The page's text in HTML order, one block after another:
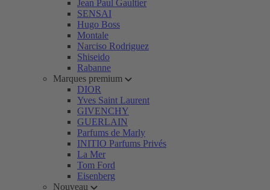
Jean Paul Gaultier
SENSAI
Hugo Boss
Montale
Narciso Rodriguez
Shiseido
Rabanne
Marques premium
DIOR
Yves Saint Laurent
GIVENCHY
GUERLAIN
Parfums de Marly
INITIO Parfums Privés
La Mer
Tom Ford
Eisenberg
Nouveau